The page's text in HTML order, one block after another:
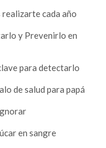
cada año
y Prevenirlo en
para detectarlo
de salud para papá
en sangre